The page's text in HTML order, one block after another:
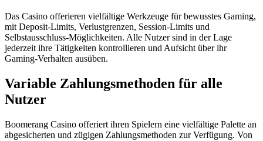
Das Casino offerieren vielfältige Werkzeuge für bewusstes Gaming,
mit Deposit-Limits, Verlustgrenzen, Session-Limits und
Selbstausschluss-Möglichkeiten. Alle Nutzer sind in der Lage
jederzeit ihre Tätigkeiten kontrollieren und Aufsicht über ihr
Gaming-Verhalten ausüben.
Variable Zahlungsmethoden für alle
Nutzer
Boomerang Casino offeriert ihren Spielern eine vielfältige Palette an
abgesicherten und zügigen Zahlungsmethoden zur Verfügung. Von